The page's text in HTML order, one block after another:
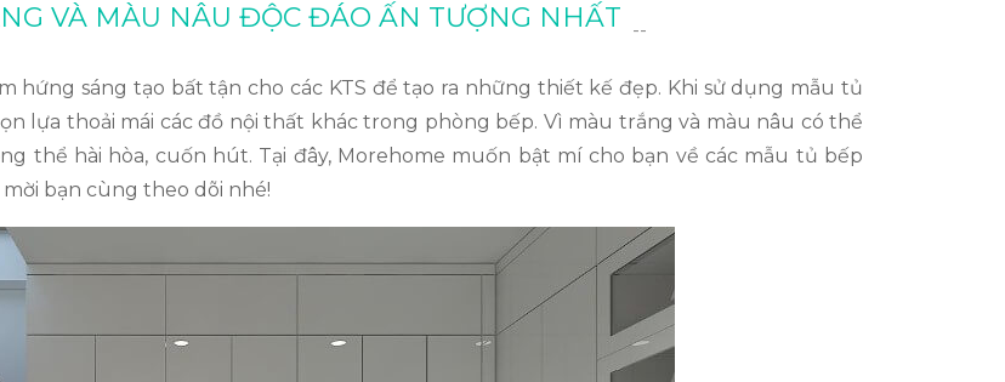
VÀ MÀU NÂU ĐỘC ĐÁO ẤN TƯỢNG NHẤT --
hứng sáng tạo bất tận cho các KTS để tạo ra những thiết kế đẹp. Khi sử dụng mẫu tủ
lựa thoải mái các đồ nội thất khác trong phòng bếp. Vì màu trắng và màu nâu có thể
thể hài hòa, cuốn hút. Tại đây, Morehome muốn bật mí cho bạn về các mẫu tủ bếp
bạn cùng theo dõi nhé!